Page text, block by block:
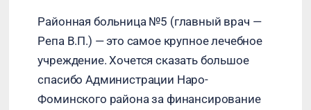
Районная больница №5 (главный врач —
Репа В.П.) — это самое крупное лечебное
учреждение. Хочется сказать большое
спасибо Администрации Наро-
Фоминского района за финансирование